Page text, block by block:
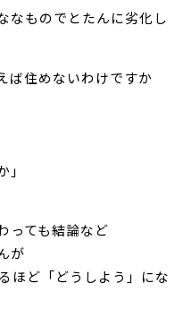
なものでとたんに劣化し
ば住めないわけですか
っても結論など
が
ほど「どうしよう」にな